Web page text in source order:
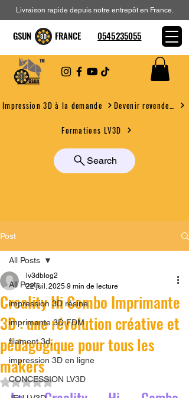
Impression 3D à la demande
Formations LV3D
Search
Livraison rapide depuis notre entrepôt en France.
GSUN FRANCE 0545235055
Post
All Posts
impression 3D résine.
imprimante 3D FDM
filament 3d,
impression 3D en ligne
CONCESSION LV3D
All Posts
Creality Hi Combo Imprimante
3D : une révolution créative et
pédagogique pour tous les
makers
lv3dblog2
22 juil. 2025 9 min de lecture
Noté NaN étoiles sur 5.